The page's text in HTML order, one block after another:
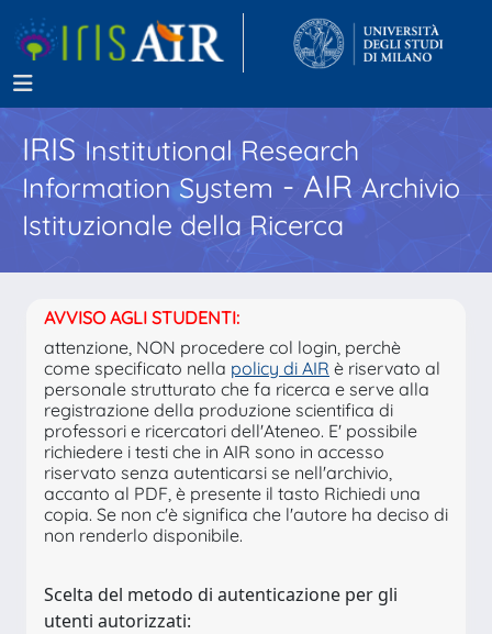
IRISInstitutional Research
Information System - AIR Archivio
Istituzionale della Ricerca
AVVISO AGLI STUDENTI:
attenzione, NON procedere col login, perchè
come specificato nella policy di AIR è riservato al
personale strutturato che fa ricerca e serve alla
registrazione della produzione scientifica di
professori e ricercatori dell'Ateneo. E' possibile
richiedere i testi che in AIR sono in accesso
riservato senza autenticarsi se nell'archivio,
accanto al PDF, è presente il tasto Richiedi una
copia. Se non c'è significa che l'autore ha deciso di
non renderlo disponibile.
Scelta del metodo di autenticazione per gli
utenti autorizzati: